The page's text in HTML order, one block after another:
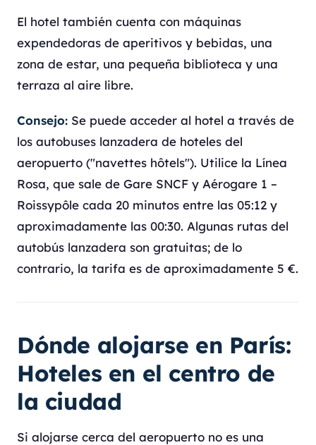
El hotel también cuenta con máquinas
expendedoras de aperitivos y bebidas, una
zona de estar, una pequeña biblioteca y una
terraza al aire libre.
Consejo: Se puede acceder al hotel a través de
los autobuses lanzadera de hoteles del
aeropuerto ("navettes hôtels"). Utilice la Línea
Rosa, que sale de Gare SNCF y Aérogare 1 –
Roissypôle cada 20 minutos entre las 05:12 y
aproximadamente las 00:30. Algunas rutas del
autobús lanzadera son gratuitas; de lo
contrario, la tarifa es de aproximadamente 5 €.
Dónde alojarse en París:
Hoteles en el centro de
la ciudad
Si alojarse cerca del aeropuerto no es una